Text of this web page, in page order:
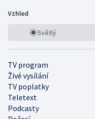
Vzhled
Světlý
TV program
Živé vysílání
TV poplatky
Teletext
Podcasty